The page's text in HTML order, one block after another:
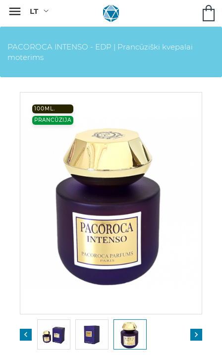

PACOROCA INTENSO - EDP | Prancūziški kvepalai
moterims
100ML.
PRANCŪZIJA
 